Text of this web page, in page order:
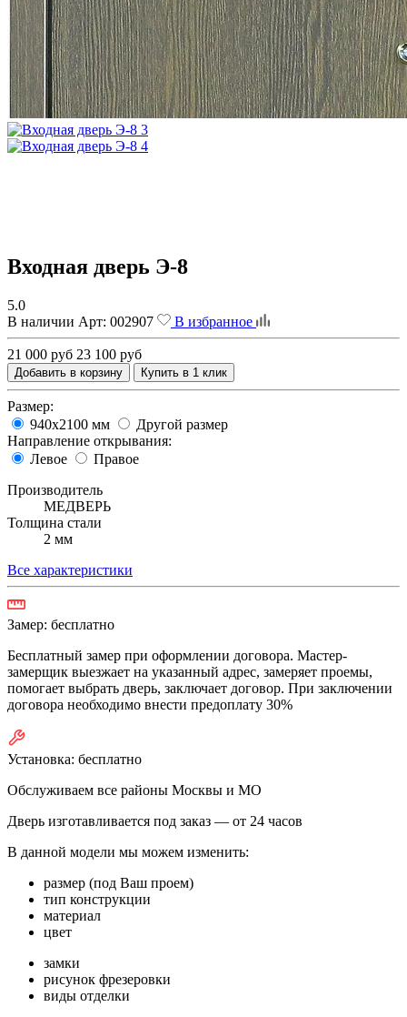
Входная дверь Э-8
5.0
В наличии Арт: 002907 В избранное
21 000 руб 23 100 руб
Добавить в корзину Купить в 1 клик
Размер:
940х2100 мм
Другой размер
Направление открывания:
Левое
Правое
Производитель
МЕДВЕРЬ
Толщина стали
2 мм
Все характеристики
Замер: бесплатно
Бесплатный замер при оформлении договора. Мастер-
замерщик выезжает на указанный адрес, замеряет проемы,
помогает выбрать дверь, заключает договор. При заключении
договора необходимо внести предоплату 30%
Установка: бесплатно
Обслуживаем все районы Москвы и МО
Дверь изготавливается под заказ — от 24 часов
В данной модели мы можем изменить:
размер (под Ваш проем)
тип конструкции
материал
цвет
замки
рисунок фрезеровки
виды отделки